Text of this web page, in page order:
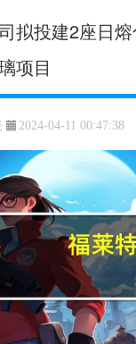
拟投建2座日
项目
2024-04-11 00:47:38